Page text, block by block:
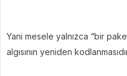
Yani mesele yalnızca “bir
algısının yeniden